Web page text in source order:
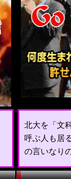
北大を「文
呼ぶ人も居
の言いなり